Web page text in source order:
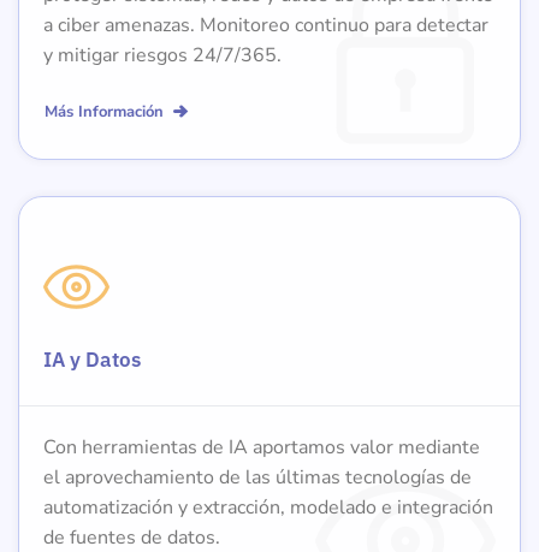
a ciber amenazas. Monitoreo continuo para detectar
y mitigar riesgos 24/7/365.
Más Información
IA y Datos
Con herramientas de IA aportamos valor mediante
el aprovechamiento de las últimas tecnologías de
automatización y extracción, modelado e integración
de fuentes de datos.